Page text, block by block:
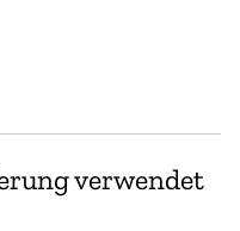
verwendet